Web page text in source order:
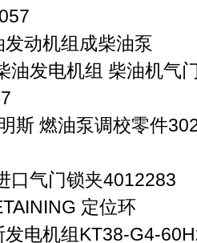
动机组成柴油泵
油发电机组 柴油机气
斯 燃油泵调校零件
口气门锁夹4012283
定位环
电机组KT38-G4-